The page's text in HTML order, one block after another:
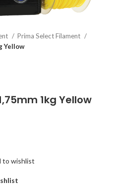
Prima Select Filament
Yellow
1kg Yellow
to wishlist